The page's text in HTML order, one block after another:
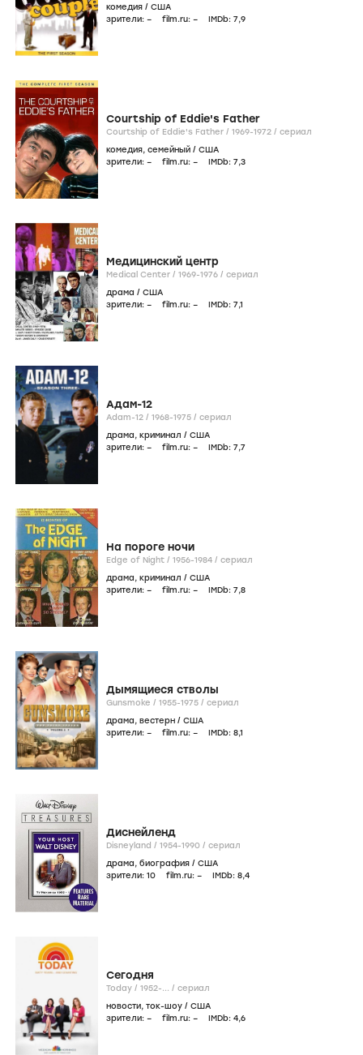
комедия / США
зрители: – film.ru: – IMDb: 7,9
Courtship of Eddie's Father
Courtship of Eddie's Father / 1969-1972 / сериал
комедия, семейный / США
зрители: – film.ru: – IMDb: 7,3
Медицинский центр
Medical Center / 1969-1976 / сериал
драма / США
зрители: – film.ru: – IMDb: 7,1
Адам-12
Adam-12 / 1968-1975 / сериал
драма, криминал / США
зрители: – film.ru: – IMDb: 7,7
На пороге ночи
Edge of Night / 1956-1984 / сериал
драма, криминал / США
зрители: – film.ru: – IMDb: 7,8
Дымящиеся стволы
Gunsmoke / 1955-1975 / сериал
драма, вестерн / США
зрители: – film.ru: – IMDb: 8,1
Диснейленд
Disneyland / 1954-1990 / сериал
драма, биография / США
зрители: 10 film.ru: – IMDb: 8,4
Сегодня
Today / 1952-... / сериал
новости, ток-шоу / США
зрители: – film.ru: – IMDb: 4,6